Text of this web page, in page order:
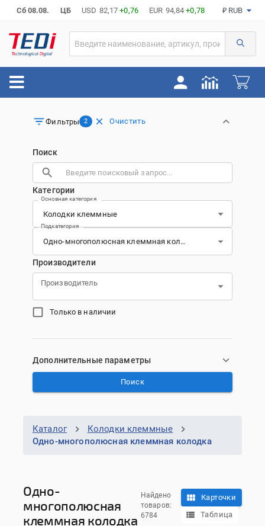
Сб 08.08. ЦБ USD 82,17 +0,76 EUR 94,84 +0,78 ₽ RUB
Фильтры 2 Очистить
Поиск
Категории
Основная категория
Подкатегория
Производители
Производитель
Только в наличии
Дополнительные параметры
Поиск
Каталог
Колодки клеммные
Одно-многополюсная клеммная колодка
Одно-
многополюсная
клеммная колодка
Найдено
товаров:
6784
Карточки
Таблица